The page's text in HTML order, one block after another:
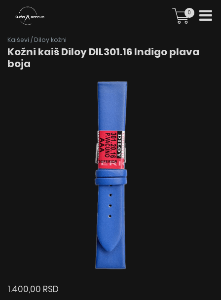
0
Kaiševi / Diloy kožni
Kožni kaiš Diloy DIL301.16 Indigo plava
boja
1.400,00 RSD